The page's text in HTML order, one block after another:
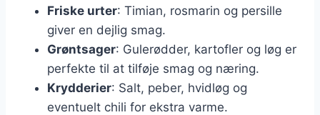
Friske urter: Timian, rosmarin og persille
giver en dejlig smag.
Grøntsager: Gulerødder, kartofler og løg er
perfekte til at tilføje smag og næring.
Krydderier: Salt, peber, hvidløg og
eventuelt chili for ekstra varme.